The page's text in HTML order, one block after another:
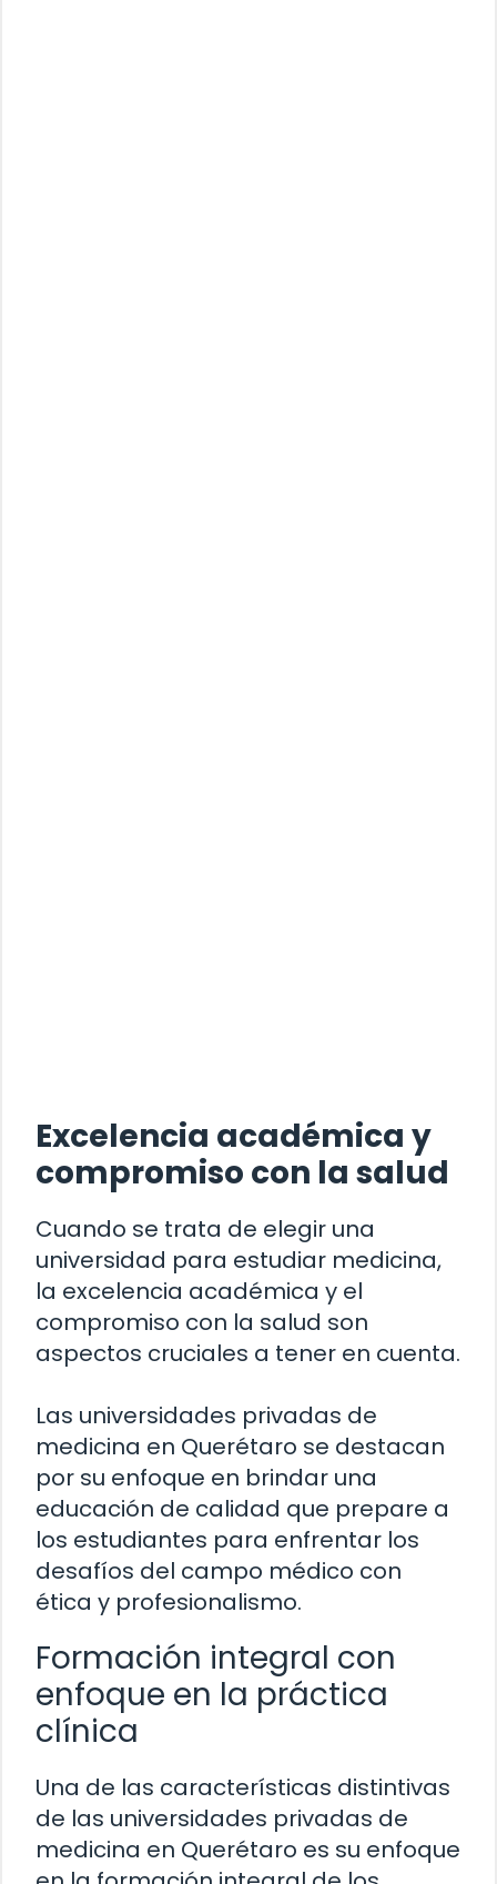
Excelencia académica y
compromiso con la salud
Cuando se trata de elegir una
universidad para estudiar medicina,
la excelencia académica y el
compromiso con la salud son
aspectos cruciales a tener en cuenta.
Las universidades privadas de
medicina en Querétaro se destacan
por su enfoque en brindar una
educación de calidad que prepare a
los estudiantes para enfrentar los
desafíos del campo médico con
ética y profesionalismo.
Formación integral con
enfoque en la práctica
clínica
Una de las características distintivas
de las universidades privadas de
medicina en Querétaro es su enfoque